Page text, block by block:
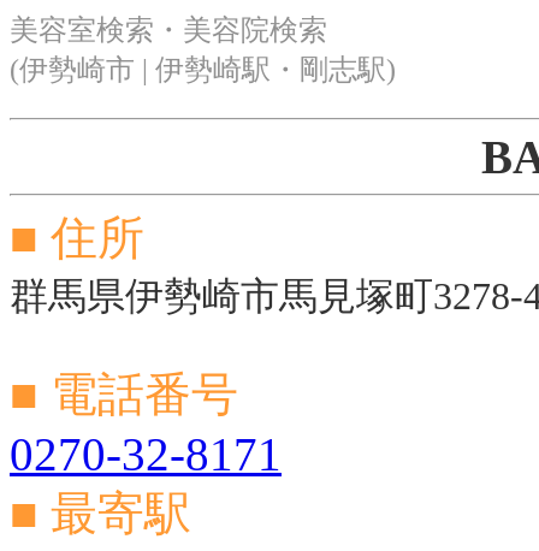
美容室検索・美容院検索
(伊勢崎市 | 伊勢崎駅・剛志駅)
■ 住所
群馬県伊勢崎市馬見塚町3278-
■ 電話番号
0270-32-8171
■ 最寄駅